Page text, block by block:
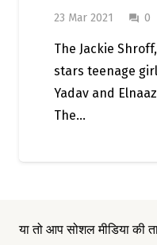
23 Mar 2021 question_answer 0
The Jackie
stars teenage
Yadav and
The…
या तो आप सोशल मीडिया की